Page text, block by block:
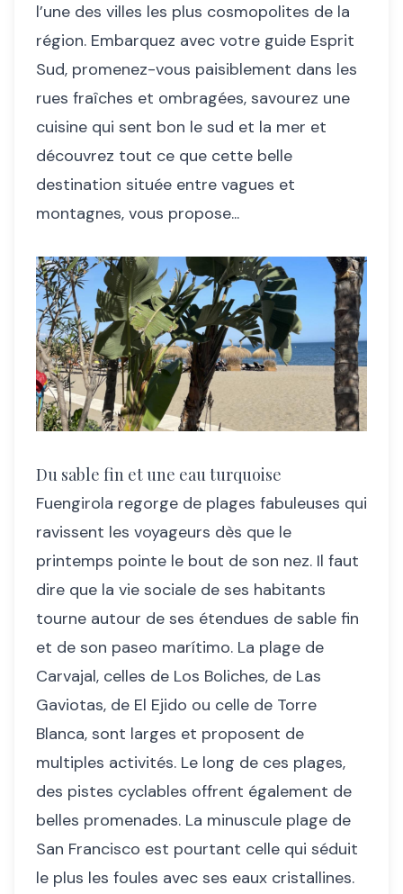
l’une des villes les plus cosmopolites de la
région. Embarquez avec votre guide Esprit
Sud, promenez-vous paisiblement dans les
rues fraîches et ombragées, savourez une
cuisine qui sent bon le sud et la mer et
découvrez tout ce que cette belle
destination située entre vagues et
montagnes, vous propose...
Du sable fin et une eau turquoise
Fuengirola regorge de plages fabuleuses qui
ravissent les voyageurs dès que le
printemps pointe le bout de son nez. Il faut
dire que la vie sociale de ses habitants
tourne autour de ses étendues de sable fin
et de son paseo marítimo. La plage de
Carvajal, celles de Los Boliches, de Las
Gaviotas, de El Ejido ou celle de Torre
Blanca, sont larges et proposent de
multiples activités. Le long de ces plages,
des pistes cyclables offrent également de
belles promenades. La minuscule plage de
San Francisco est pourtant celle qui séduit
le plus les foules avec ses eaux cristallines.